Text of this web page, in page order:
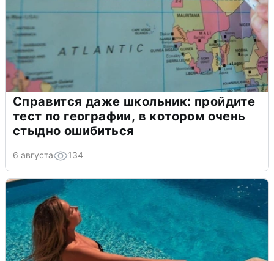
Справится даже школьник: пройдите
тест по географии, в котором очень
стыдно ошибиться
6 августа 134